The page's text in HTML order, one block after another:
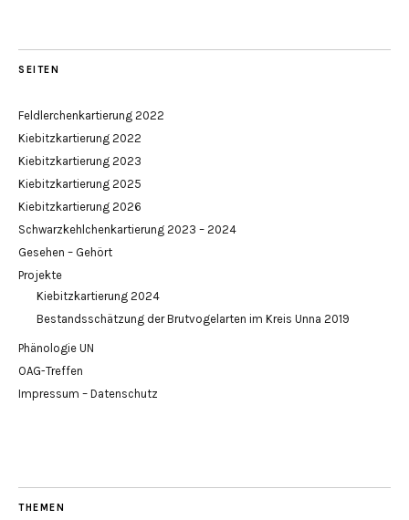
SEITEN
Feldlerchenkartierung 2022
Kiebitzkartierung 2022
Kiebitzkartierung 2023
Kiebitzkartierung 2025
Kiebitzkartierung 2026
Schwarzkehlchenkartierung 2023 – 2024
Gesehen – Gehört
Projekte
Kiebitzkartierung 2024
Bestandsschätzung der Brutvogelarten im Kreis Unna 2019
Phänologie UN
OAG-Treffen
Impressum – Datenschutz
THEMEN